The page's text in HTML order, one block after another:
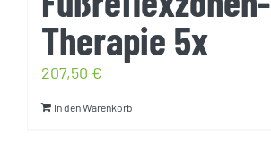
Therapie 5x
207,50 €
In den Warenkorb